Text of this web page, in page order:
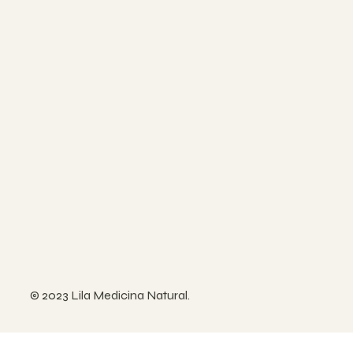
© 2023 Lila Medicina Natural.